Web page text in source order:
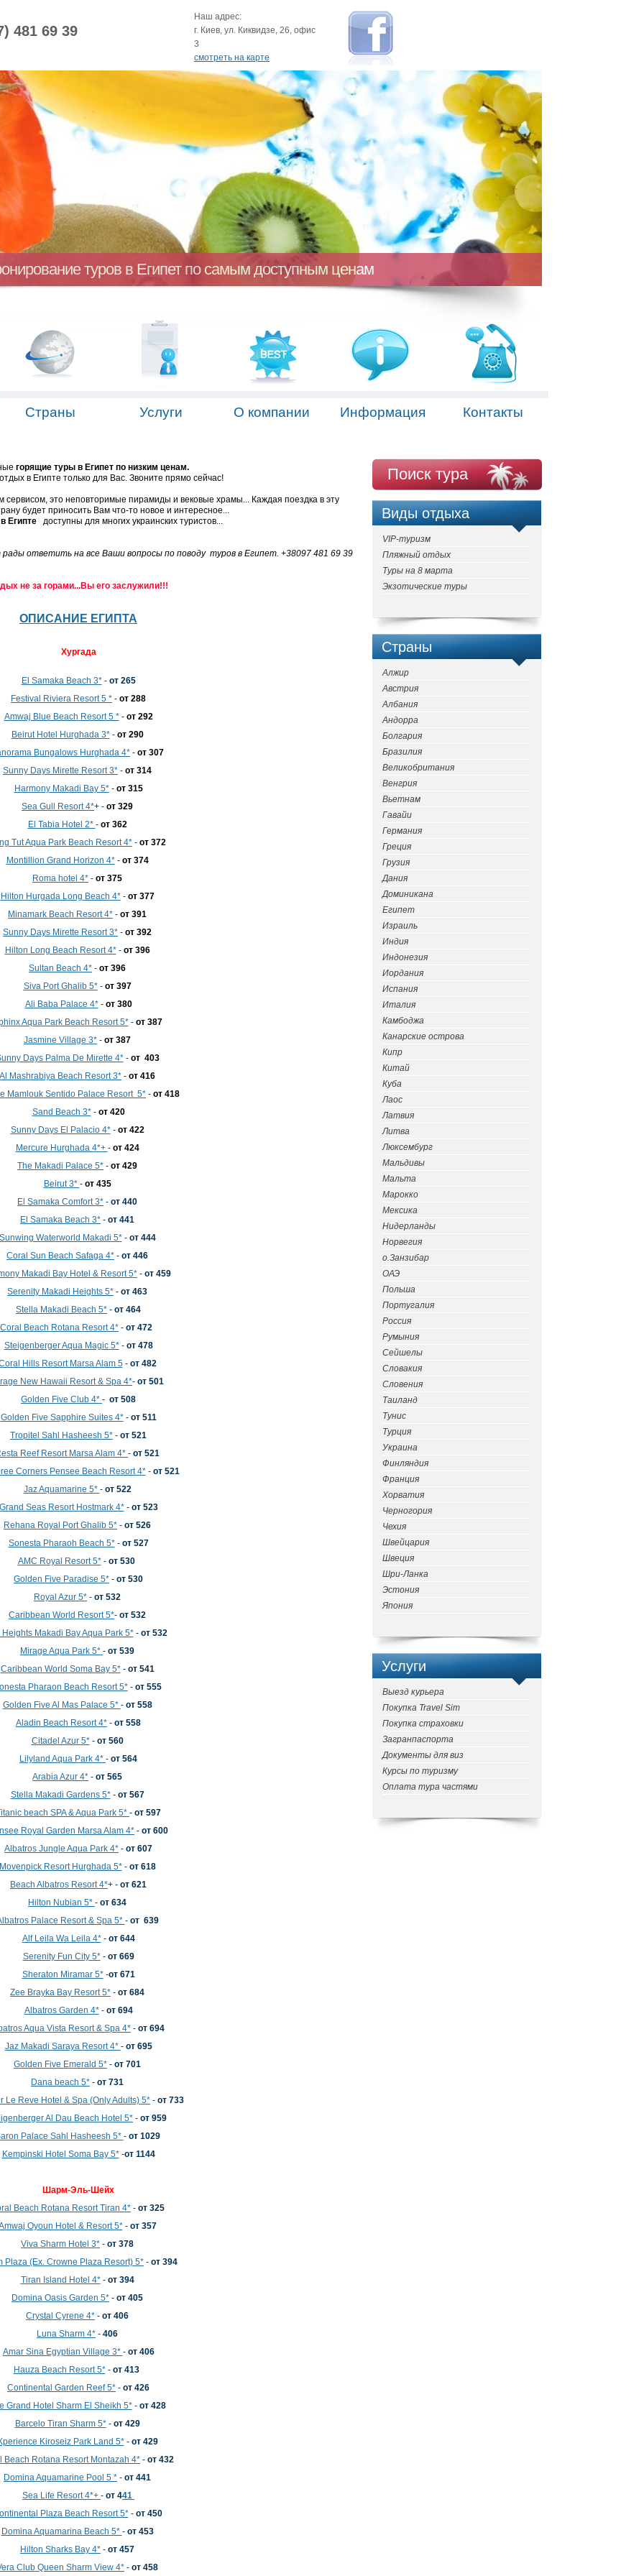
481 69 39
Наш адрес:
г. Киев, ул. Киквидзе, 26, офис
3
смотреть на карте
туров в Египет по самым доступным ценам
Страны Услуги О компании Информация Контакты
горящие туры в Египет по низким ценам.
в Египте только для Вас. Звоните прямо сейчас!
сервисом, это неповторимые пирамиды и вековые храмы... Каждая поездка в эту
будет приносить Вам что-то новое и интересное...
Египте доступны для многих украинских туристов...
ответить на все Ваши вопросы по поводу туров в Египет. +38097 481 69 39
не за горами...Вы его заслужили!!!
ОПИСАНИЕ ЕГИПТА
Хургада
El Samaka Beach 3*- от 265
Festival Riviera Resort 5 * - от 288
Amwaj Blue Beach Resort 5 *- от 292
Beirut Hotel Hurghada 3*- от 290
Bungalows Hurghada 4* - от 307
Sunny Days Mirette Resort 3* - от 314
Harmony Makadi Bay 5*- от 315
Sea Gull Resort 4*+ - от 329
El Tabia Hotel 2* - от 362
Tut Aqua Park Beach Resort 4*- от 372
Montillion Grand Horizon 4*- от 374
Roma hotel 4* - от 375
Hilton Hurgada Long Beach 4*- от 377
Minamark Beach Resort 4* - от 391
Sunny Days Mirette Resort 3* - от 392
Hilton Long Beach Resort 4*- от 396
Sultan Beach 4* - от 396
Siva Port Ghalib 5*- от 397
Ali Baba Palace 4*- от 380
Aqua Park Beach Resort 5*- от 387
Jasmine Village 3* - от 387
Days Palma De Mirette 4*- от 403
Al Mashrabiya Beach Resort 3* - от 416
Mamlouk Sentido Palace Resort 5* - от 418
Sand Beach 3*- от 420
Sunny Days El Palacio 4*- от 422
Mercure Hurghada 4*+ - от 424
The Makadi Palace 5* - от 429
Beirut 3* - от 435
El Samaka Comfort 3* - от 440
El Samaka Beach 3* - от 441
Sunwing Waterworld Makadi 5*- от 444
Coral Sun Beach Safaga 4* - от 446
Makadi Bay Hotel & Resort 5* - от 459
Serenity Makadi Heights 5* - от 463
Stella Makadi Beach 5* - от 464
Coral Beach Rotana Resort 4* - от 472
Steigenberger Aqua Magic 5*- от 478
Hills Resort Marsa Alam 5- от 482
New Hawaii Resort & Spa 4*- от 501
Golden Five Club 4* - от 508
Golden Five Sapphire Suites 4*- от 511
Tropitel Sahl Hasheesh 5* - от 521
Reef Resort Marsa Alam 4* - от 521
Corners Pensee Beach Resort 4*- от 521
Jaz Aquamarine 5* -от 522
Grand Seas Resort Hostmark 4*- от 523
Rehana Royal Port Ghalib 5* - от 526
Sonesta Pharaoh Beach 5*- от 527
AMC Royal Resort 5*- от 530
Golden Five Paradise 5* - от 530
Royal Azur 5* - от 532
Caribbean World Resort 5*- от 532
Heights Makadi Bay Aqua Park 5*-от 532
Mirage Aqua Park 5* - от 539
Caribbean World Soma Bay 5*- от 541
Pharaon Beach Resort 5*- от 555
Golden Five Al Mas Palace 5* - от 558
Aladin Beach Resort 4* - от 558
Citadel Azur 5*-от 560
Lilyland Aqua Park 4* - от 564
Arabia Azur 4* - от 565
Stella Makadi Gardens 5*- от 567
beach SPA & Aqua Park 5* - от 597
Royal Garden Marsa Alam 4* - от 600
Albatros Jungle Aqua Park 4* - от 607
Movenpick Resort Hurghada 5*- от 618
Beach Albatros Resort 4*+ - от 621
Hilton Nubian 5* - от 634
Palace Resort & Spa 5* - от 639
Alf Leila Wa Leila 4*- от 644
Serenity Fun City 5*- от 669
Sheraton Miramar 5*-от 671
Zee Brayka Bay Resort 5* - от 684
Albatros Garden 4*- от 694
Aqua Vista Resort & Spa 4* - от 694
Jaz Makadi Saraya Resort 4* - от 695
Golden Five Emerald 5* - от 701
Dana beach 5* - от 731
Le Reve Hotel & Spa (Only Adults) 5* - от 733
Al Dau Beach Hotel 5* - от 959
Palace Sahl Hasheesh 5* - от 1029
Kempinski Hotel Soma Bay 5*-от 1144
Шарм-Эль-Шейх
Beach Rotana Resort Tiran 4* - от 325
Oyoun Hotel & Resort 5*- от 357
Viva Sharm Hotel 3* - от 378
Plaza (Ex. Crowne Plaza Resort) 5* - от 394
Tiran Island Hotel 4*- от 394
Domina Oasis Garden 5* - от 405
Crystal Cyrene 4* - от 406
Luna Sharm 4* - 406
Amar Sina Egyptian Village 3* - от 406
Hauza Beach Resort 5*- от 413
Continental Garden Reef 5* - от 426
Grand Hotel Sharm El Sheikh 5*- от 428
Barcelo Tiran Sharm 5*- от 429
Kiroseiz Park Land 5*- от 429
Beach Rotana Resort Montazah 4* - от 432
Domina Aquamarine Pool 5 * - от 441
Sea Life Resort 4*+ - от 441
Plaza Beach Resort 5*- от 450
Domina Aquamarina Beach 5* -от 453
Hilton Sharks Bay 4* - от 457
Club Queen Sharm View 4* - от 458
Поиск тура
Виды отдыха
VIP-туризм
Пляжный отдых
Туры на 8 марта
Экзотические туры
Страны
Алжир
Австрия
Албания
Андорра
Болгария
Бразилия
Великобритания
Венгрия
Вьетнам
Гавайи
Германия
Греция
Грузия
Дания
Доминикана
Египет
Израиль
Индия
Индонезия
Иордания
Испания
Италия
Камбоджа
Канарские острова
Кипр
Китай
Куба
Лаос
Латвия
Литва
Люксембург
Мальдивы
Мальта
Марокко
Мексика
Нидерланды
Норвегия
о.Занзибар
ОАЭ
Польша
Португалия
Россия
Румыния
Сейшелы
Словакия
Словения
Таиланд
Тунис
Турция
Украина
Финляндия
Франция
Хорватия
Черногория
Чехия
Швейцария
Швеция
Шри-Ланка
Эстония
Япония
Услуги
Выезд курьера
Покупка Travel Sim
Покупка страховки
Загранпаспорта
Документы для виз
Курсы по туризму
Оплата тура частями